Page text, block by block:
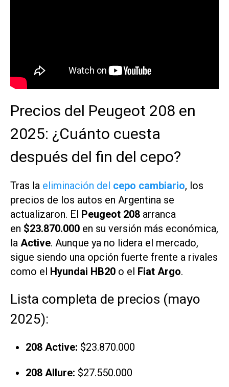
Precios del Peugeot 208 en
2025: ¿Cuánto cuesta
después del fin del cepo?
Tras la eliminación del cepo cambiario, los
precios de los autos en Argentina se
actualizaron. El Peugeot 208 arranca
en $23.870.000 en su versión más económica,
la Active. Aunque ya no lidera el mercado,
sigue siendo una opción fuerte frente a rivales
como el Hyundai HB20 o el Fiat Argo.
Lista completa de precios (mayo
2025):
208 Active: $23.870.000
208 Allure: $27.550.000